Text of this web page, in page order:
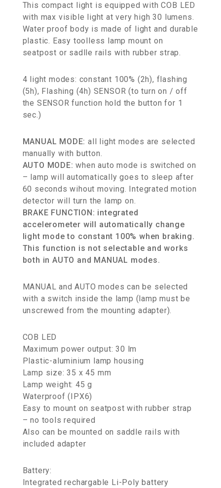
This compact light is equipped with COB LED
with max visible light at very high 30 lumens.
Water proof body is made of light and durable
plastic. Easy toolless lamp mount on
seatpost or sadlle rails with rubber strap.
4 light modes: constant 100% (2h), flashing
(5h), Flashing (4h) SENSOR (to turn on / off
the SENSOR function hold the button for 1
sec.)
MANUAL MODE: all light modes are selected
manually with button.
AUTO MODE: when auto mode is switched on
– lamp will automatically goes to sleep after
60 seconds wihout moving. Integrated motion
detector will turn the lamp on.
BRAKE FUNCTION: integrated
accelerometer will automatically change
light mode to constant 100% when braking.
This function is not selectable and works
both in AUTO and MANUAL modes.
MANUAL and AUTO modes can be selected
with a switch inside the lamp (lamp must be
unscrewed from the mounting adapter).
COB LED
Maximum power output: 30 lm
Plastic-aluminium lamp housing
Lamp size: 35 x 45 mm
Lamp weight: 45 g
Waterproof (IPX6)
Easy to mount on seatpost with rubber strap
– no tools required
Also can be mounted on saddle rails with
included adapter
Battery:
Integrated rechargable Li-Poly battery